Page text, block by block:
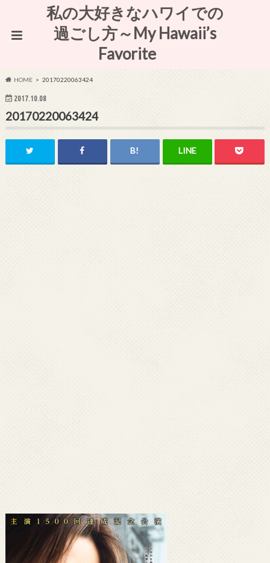
私の大好きなハワイでの
過ごし方～My Hawaii’s
Favorite
HOME 20170220063424
2017.10.08
20170220063424